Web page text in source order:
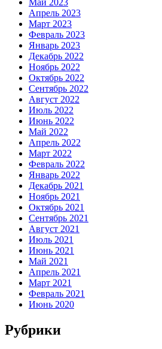
Май 2023
Апрель 2023
Март 2023
Февраль 2023
Январь 2023
Декабрь 2022
Ноябрь 2022
Октябрь 2022
Сентябрь 2022
Август 2022
Июль 2022
Июнь 2022
Май 2022
Апрель 2022
Март 2022
Февраль 2022
Январь 2022
Декабрь 2021
Ноябрь 2021
Октябрь 2021
Сентябрь 2021
Август 2021
Июль 2021
Июнь 2021
Май 2021
Апрель 2021
Март 2021
Февраль 2021
Июнь 2020
Рубрики